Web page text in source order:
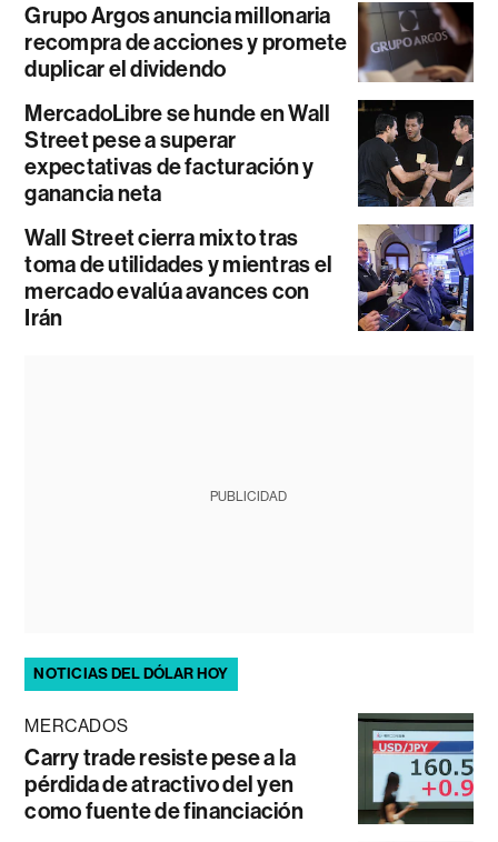
Grupo Argos anuncia millonaria
recompra de acciones y promete
duplicar el dividendo
MercadoLibre se hunde en Wall
Street pese a superar
expectativas de facturación y
ganancia neta
Wall Street cierra mixto tras
toma de utilidades y mientras el
mercado evalúa avances con
Irán
PUBLICIDAD
NOTICIAS DEL DÓLAR HOY
MERCADOS
Carry trade resiste pese a la
pérdida de atractivo del yen
como fuente de financiación